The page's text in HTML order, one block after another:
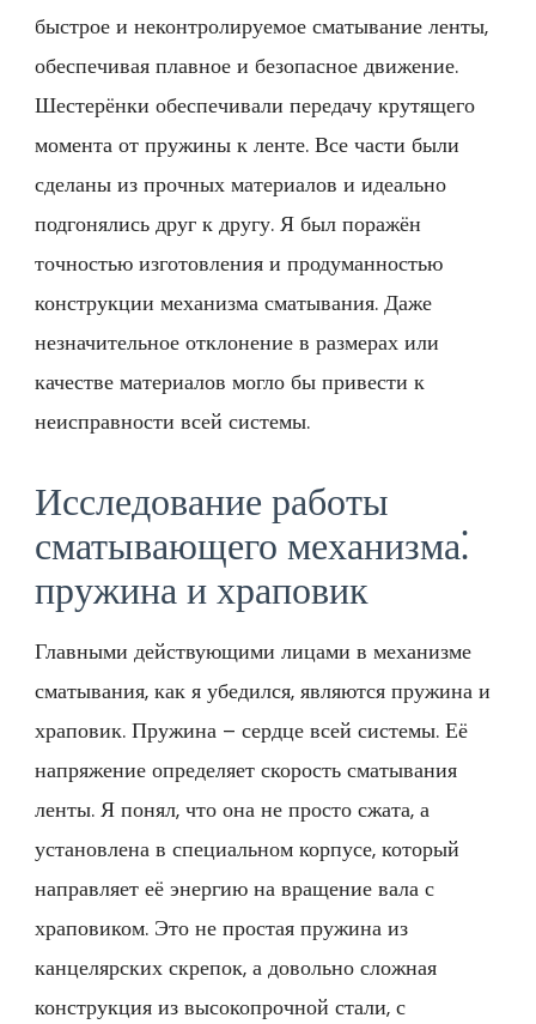
быстрое и неконтролируемое сматывание ленты,
обеспечивая плавное и безопасное движение.
Шестерёнки обеспечивали передачу крутящего
момента от пружины к ленте. Все части были
сделаны из прочных материалов и идеально
подгонялись друг к другу. Я был поражён
точностью изготовления и продуманностью
конструкции механизма сматывания. Даже
незначительное отклонение в размерах или
качестве материалов могло бы привести к
неисправности всей системы.
Исследование работы
сматывающего механизма⁚
пружина и храповик
Главными действующими лицами в механизме
сматывания, как я убедился, являются пружина и
храповик. Пружина – сердце всей системы. Её
напряжение определяет скорость сматывания
ленты. Я понял, что она не просто сжата, а
установлена в специальном корпусе, который
направляет её энергию на вращение вала с
храповиком. Это не простая пружина из
канцелярских скрепок, а довольно сложная
конструкция из высокопрочной стали, с